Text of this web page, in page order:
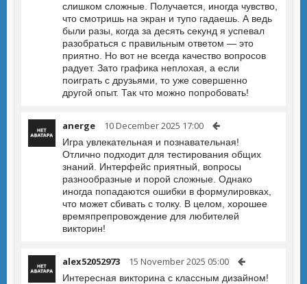
слишком сложные. Получается, иногда чувство,
что смотришь на экран и тупо гадаешь. А ведь
были разы, когда за десять секунд я успевал
разобраться с правильным ответом — это
приятно. Но вот не всегда качество вопросов
радует. Зато графика неплохая, а если
поиграть с друзьями, то уже совершенно
другой опыт. Так что можно попробовать!
anerge 10 December 2025 17:00
Игра увлекательная и познавательная!
Отлично подходит для тестирования общих
знаний. Интерфейс приятный, вопросы
разнообразные и порой сложные. Однако
иногда попадаются ошибки в формулировках,
что может сбивать с толку. В целом, хорошее
времяпрепровождение для любителей
викторин!
alex52052973 15 November 2025 05:00
Интересная викторина с классным дизайном!